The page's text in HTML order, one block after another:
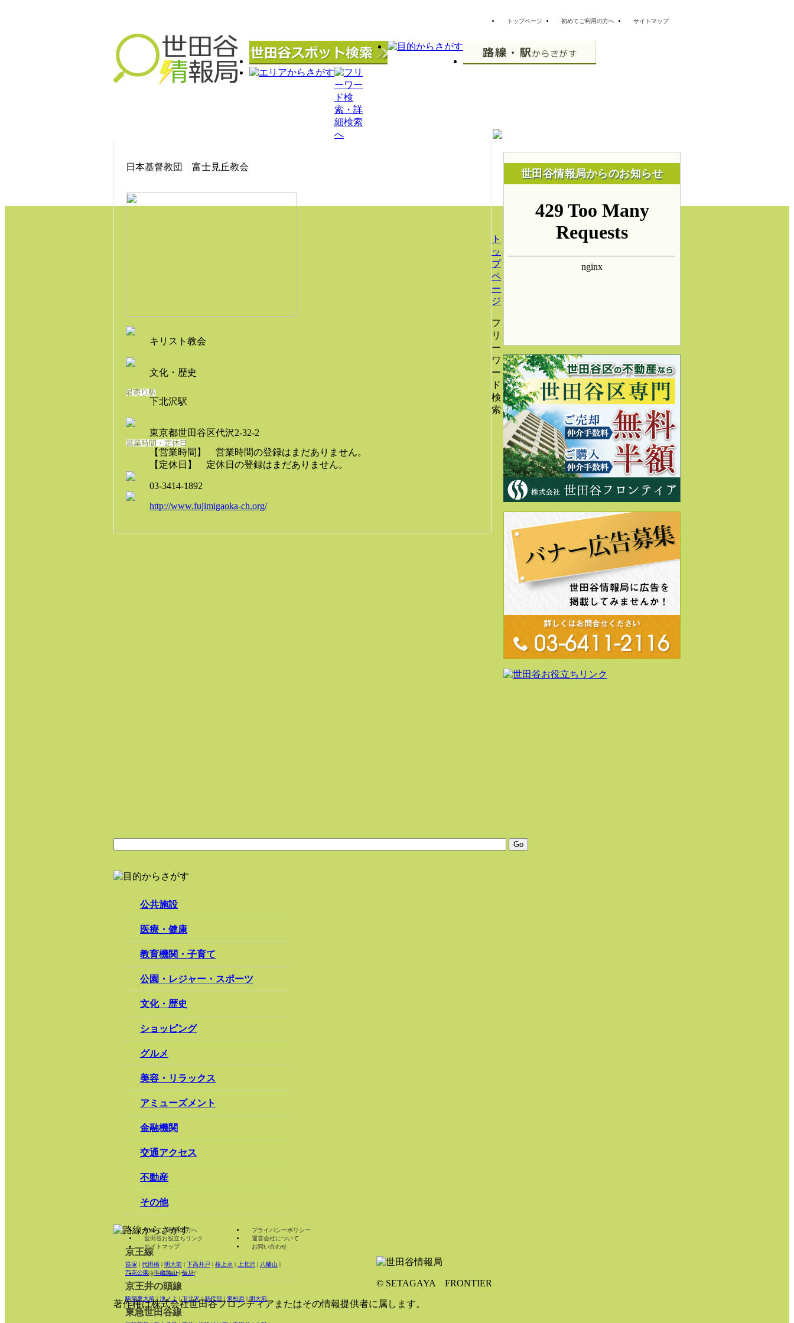
サイトマップ
初めてご利用の方へ
トップページ
日本基督教団 富士見丘教会
キリスト教会
文化・歴史
下北沢駅
東京都世田谷区代沢2-32-2
【営業時間】 営業時間の登録はまだありません。
【定休日】 定休日の登録はまだありません。
03-3414-1892
http://www.fujimigaoka-ch.org/
世田谷情報局からのお知らせ
ト
ッ
プ
ペ
ー
ジ
フ
リ
ー
ワ
ー
ド
検
索
公共施設
医療・健康
教育機関・子育て
公園・レジャー・スポーツ
文化・歴史
ショッピング
グルメ
美容・リラックス
アミューズメント
金融機関
交通アクセス
不動産
その他
京王線
笹塚 | 代田橋 | 明大前 | 下高井戸 | 桜上水 | 上北沢 | 八幡山 |
芦花公園|千歳烏山|仙川
京王井の頭線
駒場東大前 | 池ノ上 |下北沢|新代田 | 東松原 | 明大前
東急世田谷線
初めてご利用の方へ
世田谷お役立ちリンク
サイトマップ
プライバシーポリシー
運営会社について
お問い合わせ
バナー広告について
© SETAGAYA FRONTIER
著作権は株式会社世田谷フロンティアまたはその情報提供者に属します。